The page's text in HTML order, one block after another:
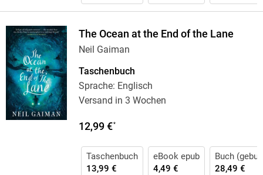
The Ocean at the End of the Lane
Neil Gaiman
Taschenbuch
Sprache: Englisch
Versand in 3 Wochen
12,99 €*
Taschenbuch
13,99 €
eBook epub
4,49 €
Buch
28,49 €